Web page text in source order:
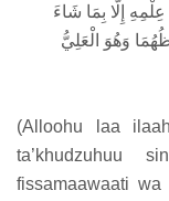
إِلَّا بِمَا شَاءَ
وَهُوَ الْعَلِيُّ
(Alloohu laa
ta’khudzuhuu
fissamaawaati